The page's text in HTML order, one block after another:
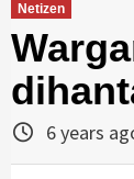
Netizen
6 years